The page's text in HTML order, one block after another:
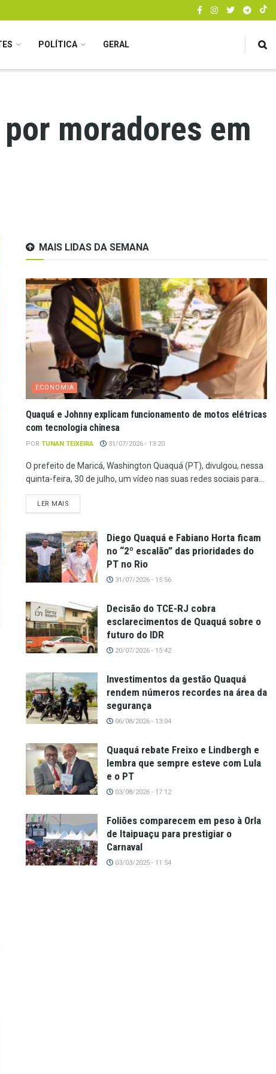
POLÍTICA GERAL
moradores em
MAIS LIDAS DA SEMANA
ECONOMIA
Quaquá e Johnny explicam funcionamento de motos elétricas
com tecnologia chinesa
POR TUNAN TEIXEIRA 31/07/2026 - 13:20
O prefeito de Maricá, Washington Quaquá (PT), divulgou, nessa
quinta-feira, 30 de julho, um vídeo nas suas redes sociais para...
LER MAIS
Diego Quaquá e Fabiano Horta ficam
no “2º escalão” das prioridades do
PT no Rio
31/07/2026 - 15:56
Decisão do TCE-RJ cobra
esclarecimentos de Quaquá sobre o
futuro do IDR
20/07/2026 - 15:42
Investimentos da gestão Quaquá
rendem números recordes na área da
segurança
06/08/2026 - 13:04
Quaquá rebate Freixo e Lindbergh e
lembra que sempre esteve com Lula
e o PT
03/08/2026 - 17:12
Foliões comparecem em peso à Orla
de Itaipuaçu para prestigiar o
Carnaval
03/03/2025 - 11:54